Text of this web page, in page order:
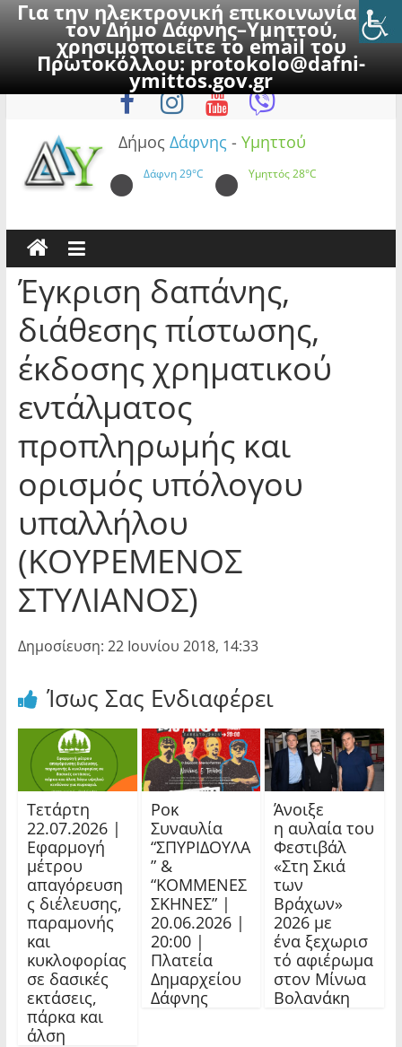
Για την ηλεκτρονική επικοινωνία με
τον Δήμο Δάφνης–Υμηττού,
χρησιμοποιείτε το email του
Πρωτοκόλλου:protokolo@dafni-
ymittos.gov.gr
to
Παρασκευή, 7 Αυγούστου 2026
Δήμος Δάφνης - Υμηττού
Δάφνη29°C Υμηττός28°C
Έγκριση δαπάνης,
διάθεσης πίστωσης,
έκδοσης χρηματικού
εντάλματος
προπληρωμής και
ορισμός υπόλογου
υπαλλήλου
(ΚΟΥΡΕΜΕΝΟΣ
ΣΤΥΛΙΑΝΟΣ)
Δημοσίευση: 22 Ιουνίου 2018, 14:33
Ίσως Σας Ενδιαφέρει
Τετάρτη
22.07.2026 |
Εφαρμογή
μέτρου
απαγόρευση
ς διέλευσης,
παραμονής
και
κυκλοφορίας
σε δασικές
εκτάσεις,
πάρκα και
άλση
Ροκ
Συναυλία
“ΣΠΥΡΙΔΟΥΛΑ
” &
“ΚΟΜΜΕΝΕΣ
ΣΚΗΝΕΣ” |
20.06.2026 |
20:00 |
Πλατεία
Δημαρχείου
Δάφνης
Άνοιξε
η αυλαία του
Φεστιβάλ
«Στη Σκιά
των
Βράχων»
2026 με
ένα ξεχωρισ
τό αφιέρωμα
στον Μίνωα
Βολανάκη